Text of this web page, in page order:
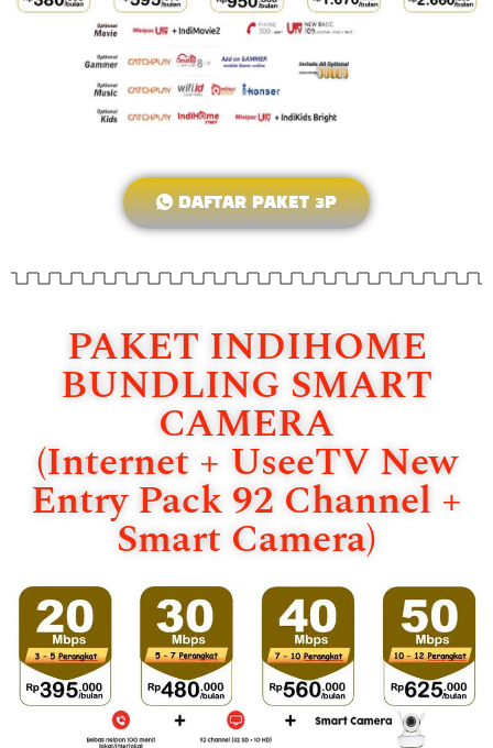
DAFTAR PAKET 3P
PAKET INDIHOME
BUNDLING SMART
CAMERA
(Internet + UseeTV New
Entry Pack 92 Channel +
Smart Camera)